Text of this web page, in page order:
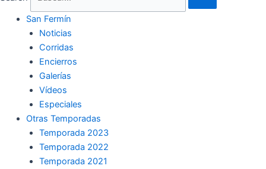
San Fermín
Noticias
Corridas
Encierros
Galerías
Vídeos
Especiales
Otras Temporadas
Temporada 2023
Temporada 2022
Temporada 2021